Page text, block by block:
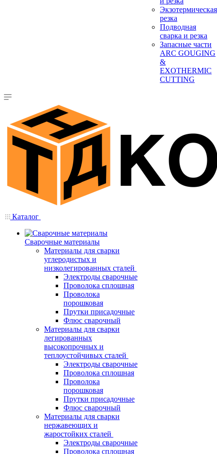
Экзотермическая
резка
Подводная
сварка и резка
Запасные части
ARC GOUGING
&
EXOTHERMIC
CUTTING
Каталог
Сварочные материалы
Материалы для сварки
углеродистых и
низколегированных сталей
Электроды сварочные
Проволока сплошная
Проволока
порошковая
Прутки присадочные
Флюс сварочный
Материалы для сварки
легированных
высокопрочных и
теплоустойчивых сталей
Электроды сварочные
Проволока сплошная
Проволока
порошковая
Прутки присадочные
Флюс сварочный
Материалы для сварки
нержавеющих и
жаростойких сталей
Электроды сварочные
Проволока сплошная